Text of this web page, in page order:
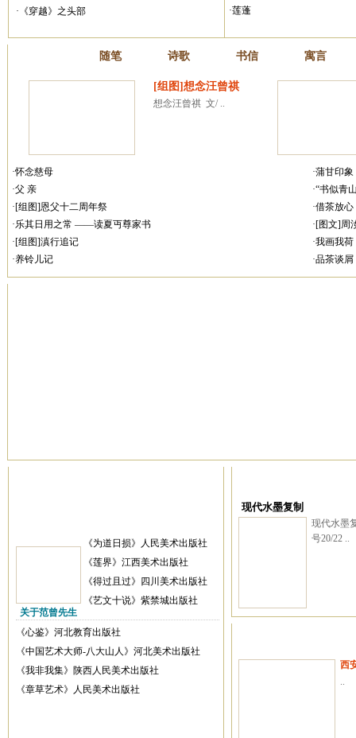
·《穿越》之头部 ·莲蓬
随笔 诗歌 书信 寓言
[组图]想念汪曾祺
想念汪曾祺  文/ ..
·怀念慈母
·蒲甘印象
·父 亲
·“书似青
·[组图]恩父十二周年祭
·借茶放心
·乐其日用之常 ——读夏丏尊家书
·[图文]
·[组图]滇行追记
·我画我荷
·养铃儿记
·品茶谈屑
关于范曾先生
《为道日损》人民美术出版社
《莲界》江西美术出版社
《得过且过》四川美术出版社
《艺文十说》紫禁城出版社
《心鉴》河北教育出版社
《中国艺术大师-八大山人》河北美术出版社
《我非我集》陕西人民美术出版社
《章草艺术》人民美术出版社
现代水墨复制
现代水墨
号20/22 ..
西
..